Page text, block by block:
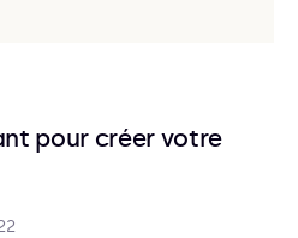
pour créer votre